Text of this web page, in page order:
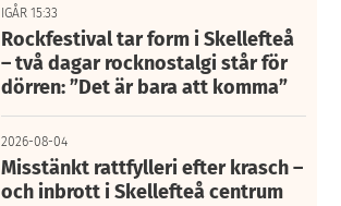
IGÅR 15:33
Rockfestival tar form i Skellefteå
– två dagar rocknostalgi står för
dörren: ”Det är bara att komma”
2026-08-04
Misstänkt rattfylleri efter krasch –
och inbrott i Skellefteå centrum